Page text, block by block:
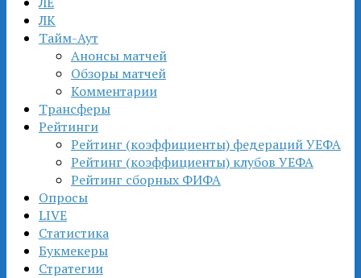
ЛК
Тайм-Аут
Анонсы матчей
Обзоры матчей
Комментарии
Трансферы
Рейтинги
Рейтинг (коэффициенты) федераций УЕФА
Рейтинг (коэффициенты) клубов УЕФА
Рейтинг сборных ФИФА
Опросы
LIVE
Статистика
Букмекеры
Стратегии